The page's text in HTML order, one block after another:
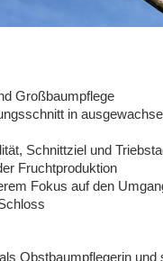
Großbaumpflege
in
Schnittziel und
Fruchtproduktion
Fokus auf den
Obstbaumpflegerin